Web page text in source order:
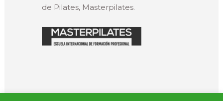
de Pilates, Masterpilates.